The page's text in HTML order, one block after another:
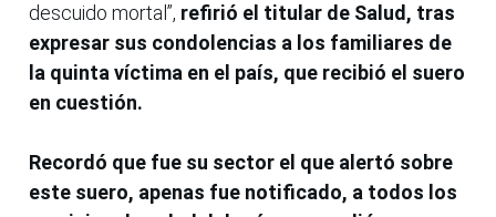
descuido mortal”, refirió el titular de Salud, tras
expresar sus condolencias a los familiares de
la quinta víctima en el país, que recibió el suero
en cuestión.
Recordó que fue su sector el que alertó sobre
este suero, apenas fue notificado, a todos los